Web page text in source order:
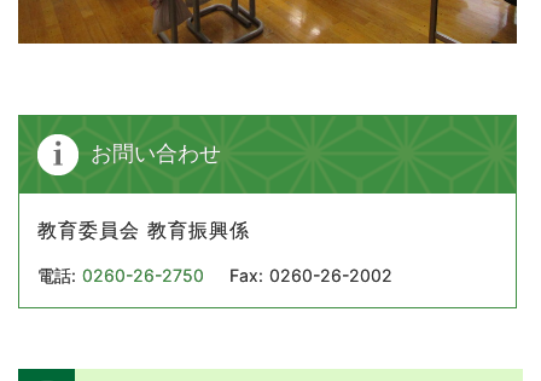
お問い合わせ
教育委員会 教育振興係
電話: 0260-26-2750 Fax: 0260-26-2002